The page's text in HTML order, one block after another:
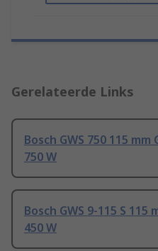
Gerelateerde Links
Bosch GWS 750 115 mm
750 W
Bosch GWS 9-115 S 115
450 W